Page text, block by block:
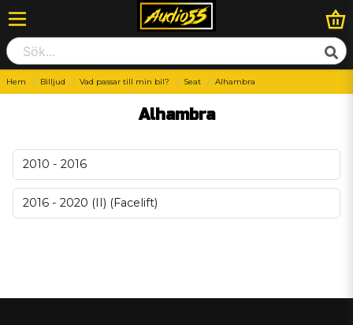
Hem Billjud Vad passar till min bil? Seat Alhambra
Alhambra
2010 - 2016
2016 - 2020 (II) (Facelift)